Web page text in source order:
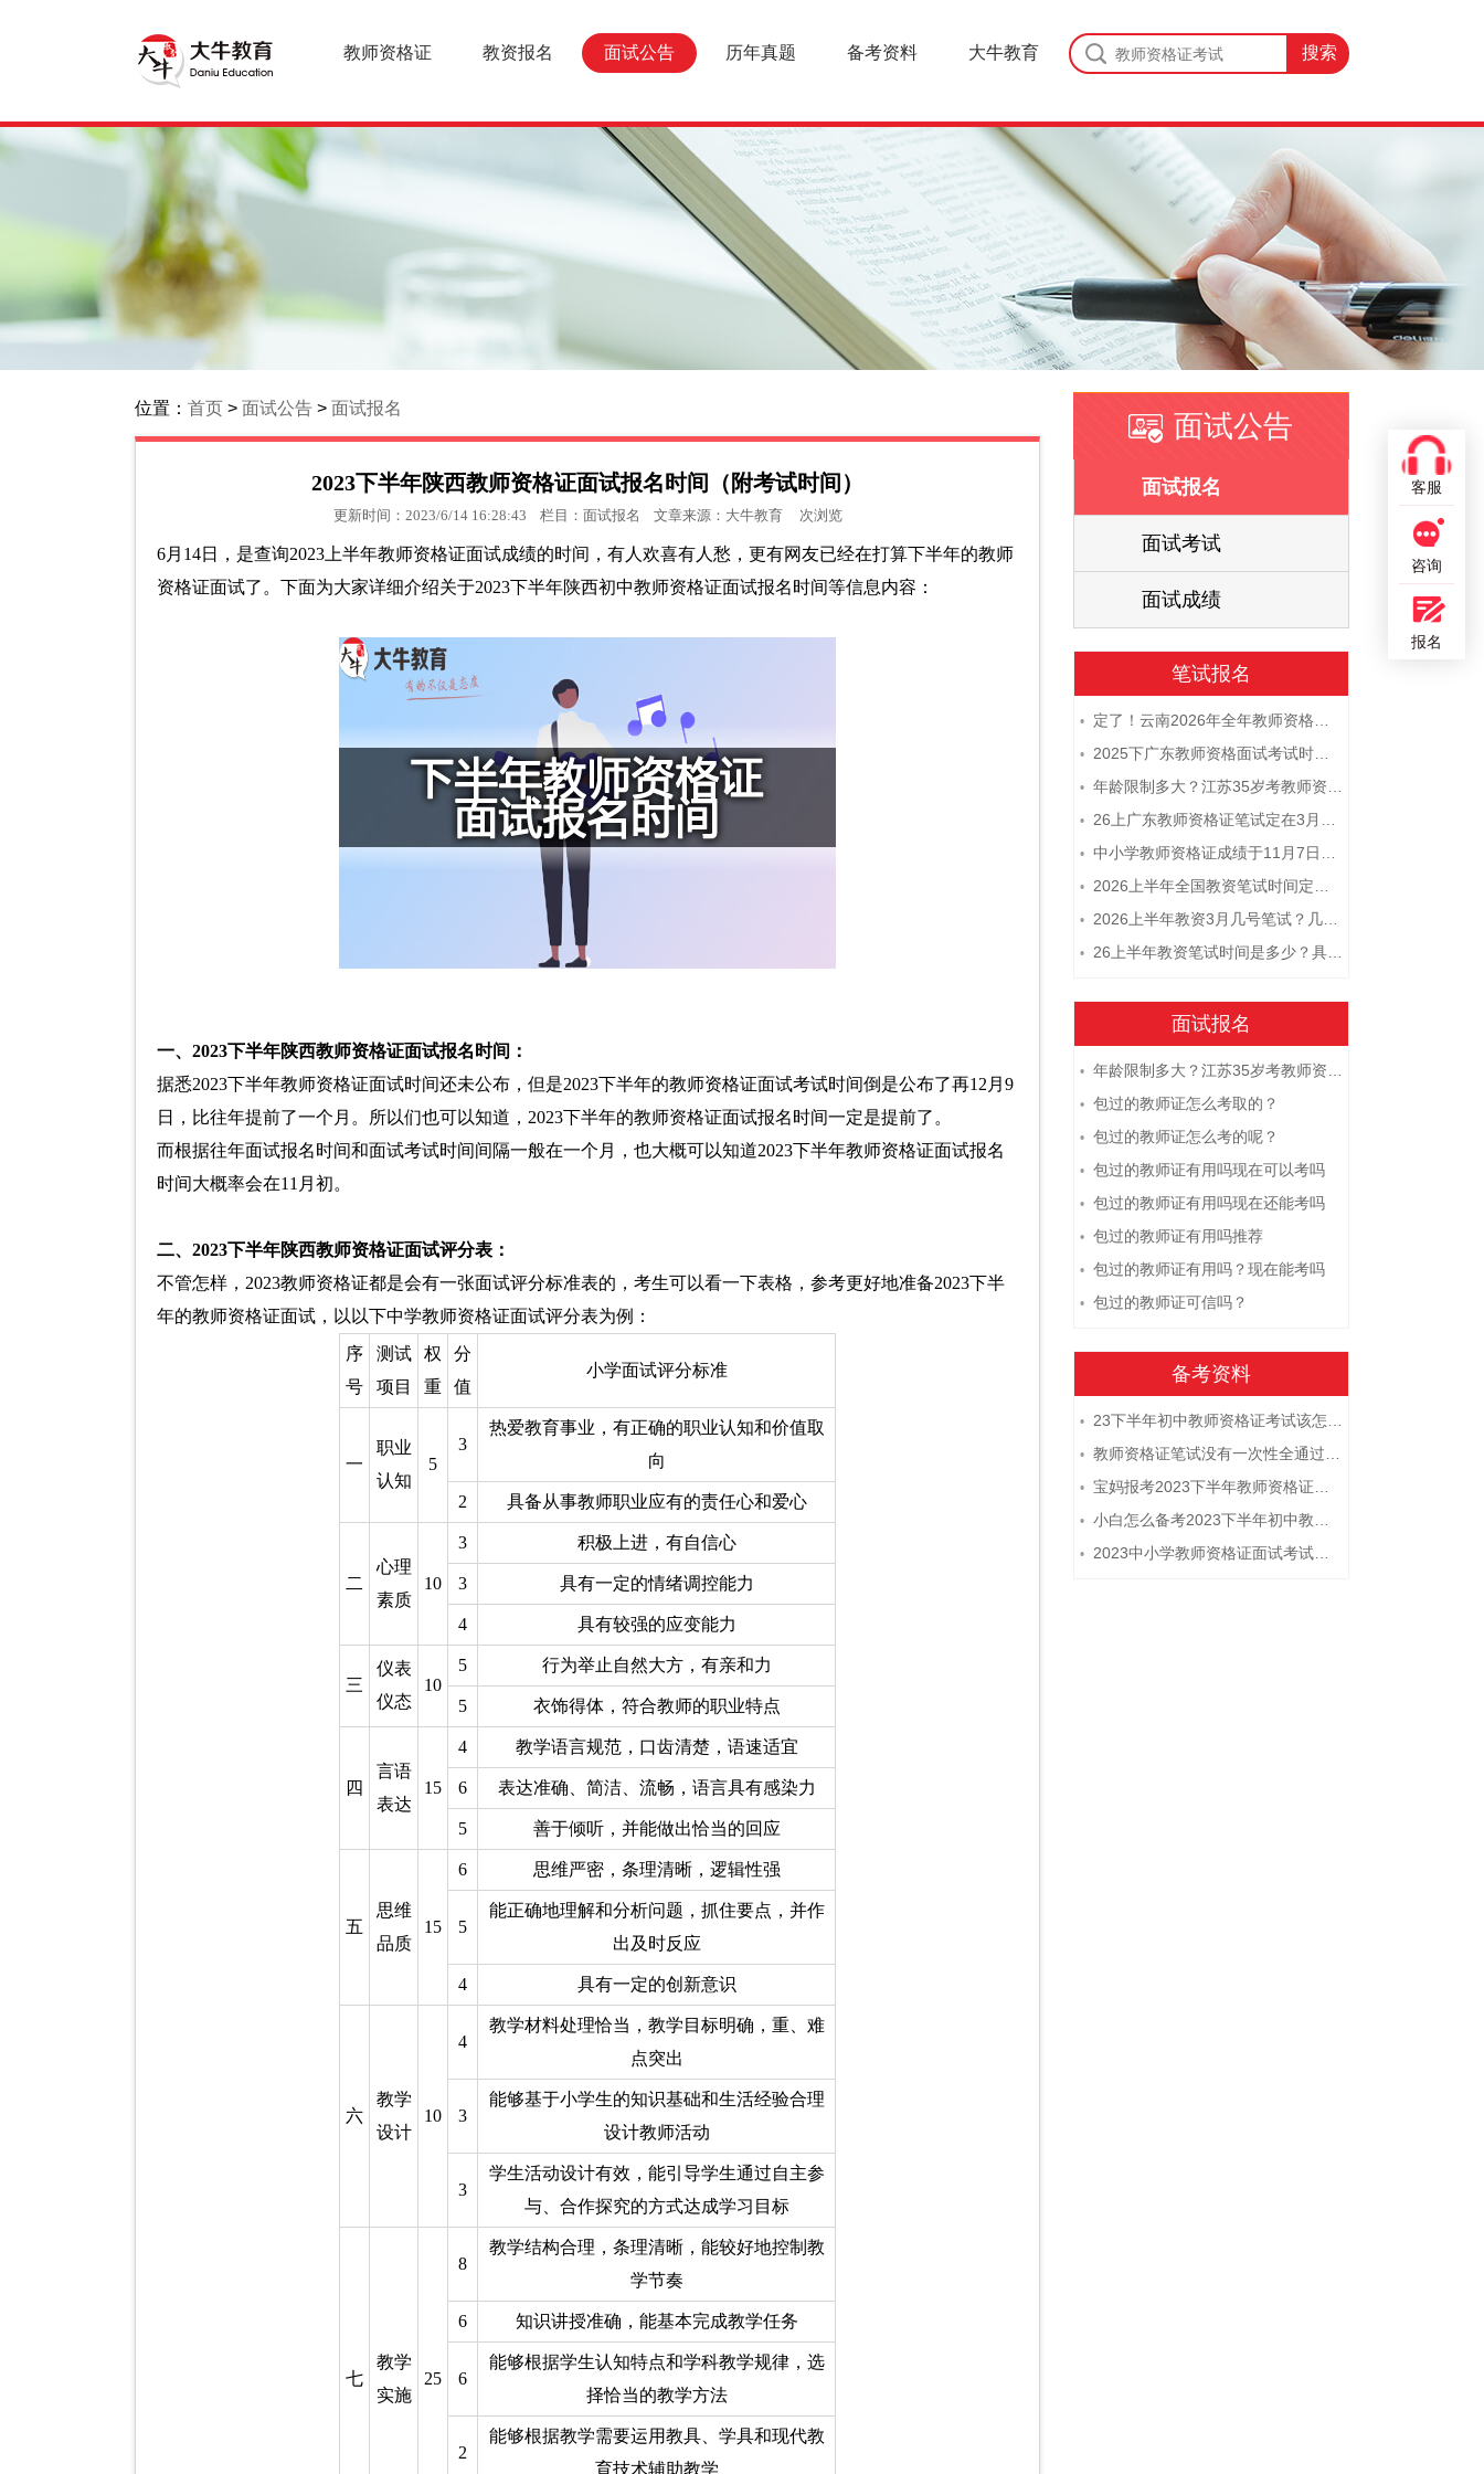
教师资格证 教资报名 面试公告 历年真题 备考资料 大牛教育
位置： 首页 > 面试公告 > 面试报名
2023下半年陕西教师资格证面试报名时间（附考试时间）
更新时间：2023/6/14 16:28:43 栏目：面试报名 文章来源： 大牛教育 次浏览
6月14日，是查询2023上半年教师资格证面试成绩的时间，有人欢喜有人愁，更有网友已经在打算下半年的教师
资格证面试了。下面为大家详细介绍关于2023下半年陕西初中教师资格证面试报名时间等信息内容：
一、2023下半年陕西教师资格证面试报名时间：
据悉2023下半年教师资格证面试时间还未公布，但是2023下半年的教师资格证面试考试时间倒是公布了再12月9
日，比往年提前了一个月。所以们也可以知道，2023下半年的教师资格证面试报名时间一定是提前了。
而根据往年面试报名时间和面试考试时间间隔一般在一个月，也大概可以知道2023下半年教师资格证面试报名
时间大概率会在11月初。
二、2023下半年陕西教师资格证面试评分表：
不管怎样，2023教师资格证都是会有一张面试评分标准表的，考生可以看一下表格，参考更好地准备2023下半
年的教师资格证面试，以以下中学教师资格证面试评分表为例：
序
号
测试
项目
权
重
分
值
小学面试评分标准
一
职业
认知
5
3
热爱教育事业，有正确的职业认知和价值取
向
2 具备从事教师职业应有的责任心和爱心
二
心理
素质
10
3 积极上进，有自信心
3 具有一定的情绪调控能力
4 具有较强的应变能力
三
仪表
仪态
10
5 行为举止自然大方，有亲和力
5 衣饰得体，符合教师的职业特点
四
言语
表达
15
4 教学语言规范，口齿清楚，语速适宜
6 表达准确、简洁、流畅，语言具有感染力
5 善于倾听，并能做出恰当的回应
五
思维
品质
15
6 思维严密，条理清晰，逻辑性强
5
能正确地理解和分析问题，抓住要点，并作
出及时反应
4 具有一定的创新意识
六
教学
设计
10
4
教学材料处理恰当，教学目标明确，重、难
点突出
3
能够基于小学生的知识基础和生活经验合理
设计教师活动
3
学生活动设计有效，能引导学生通过自主参
与、合作探究的方式达成学习目标
七
教学
实施
25
8
教学结构合理，条理清晰，能较好地控制教
学节奏
6 知识讲授准确，能基本完成教学任务
6
能够根据学生认知特点和学科教学规律，选
择恰当的教学方法
2
能够根据教学需要运用教具、学具和现代教
育技术辅助教学
面试公告
面试报名
面试考试
面试考试
面试成绩
面试成绩
笔试报名
• 定了！云南2026年全年教师资格证考试日程大公开！
• 2025下广东教师资格面试考试时间及科目内容（怎么考）
• 年龄限制多大？江苏35岁考教师资格证晚吗？
• 26上广东教师资格证笔试定在3月7日！附考试指南
• 中小学教师资格证成绩于11月7日10点查！
• 2026上半年全国教资笔试时间定档！
• 2026上半年教资3月几号笔试？几点开考
• 26上半年教资笔试时间是多少？具体安排表一览
面试报名
• 年龄限制多大？江苏35岁考教师资格证晚吗？
• 包过的教师证怎么考取的？
• 包过的教师证怎么考的呢？
• 包过的教师证有用吗现在可以考吗
• 包过的教师证有用吗现在还能考吗
• 包过的教师证有用吗推荐
• 包过的教师证有用吗？现在能考吗
• 包过的教师证可信吗？
备考资料
• 23下半年初中教师资格证考试该怎么复习？
• 教师资格证笔试没有一次性全通过下次需要重新报考吗？
• 宝妈报考2023下半年教师资格证需要报班备考吗？
• 小白怎么备考2023下半年初中教师资格证笔试？
• 2023中小学教师资格证面试考试注意事项
客服
咨询
报名